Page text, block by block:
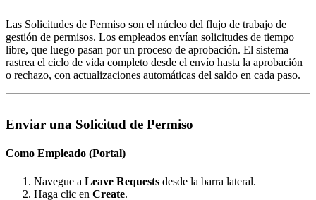
Las Solicitudes de Permiso son el núcleo del flujo de trabajo de
gestión de permisos. Los empleados envían solicitudes de tiempo
libre, que luego pasan por un proceso de aprobación. El sistema
rastrea el ciclo de vida completo desde el envío hasta la aprobación
o rechazo, con actualizaciones automáticas del saldo en cada paso.
Enviar una Solicitud de Permiso
Como Empleado (Portal)
Navegue a Leave Requests desde la barra lateral.
Haga clic en Create.